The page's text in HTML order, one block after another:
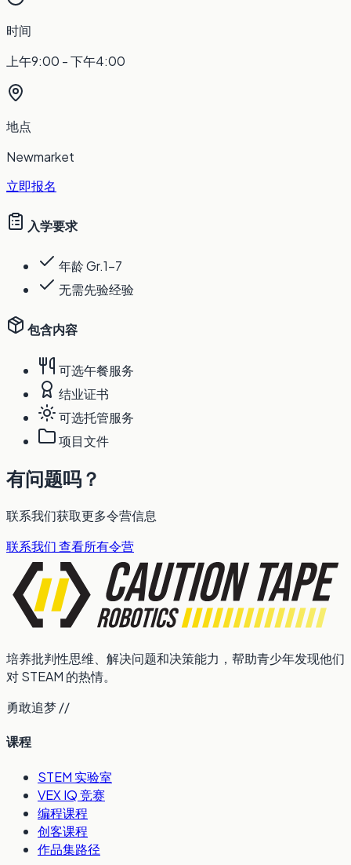
时间
上午9:00 - 下午4:00
地点
Newmarket
立即报名
入学要求
年龄 Gr.1-7
无需先验经验
包含内容
可选午餐服务
结业证书
可选托管服务
项目文件
有问题吗？
联系我们获取更多令营信息
联系我们查看所有令营
培养批判性思维、解决问题和决策能力，帮助青少年发现他们
对 STEAM 的热情。
勇敢追梦 //
课程
STEM 实验室
VEX IQ 竞赛
编程课程
创客课程
作品集路径